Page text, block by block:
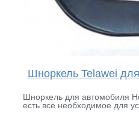
Шноркель Telawei
Шноркель для автомобиля
есть всё необходимое для